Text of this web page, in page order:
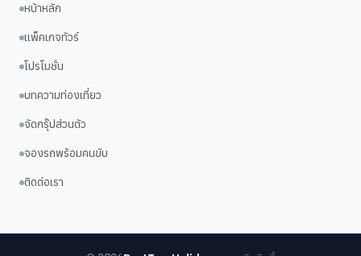
หน้าหลัก
แพ็คเกจทัวร์
โปรโมชั่น
บทความท่องเที่ยว
จัดกรุ๊ปส่วนตัว
จองรถพร้อมคนขับ
ติดต่อเรา